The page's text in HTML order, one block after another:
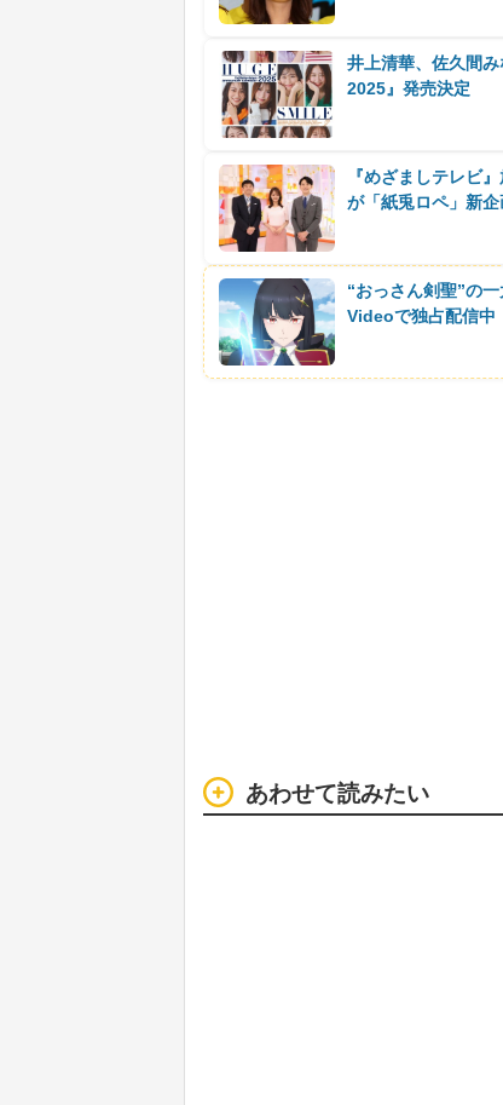
井上清華、佐久間
2025』発売決定
『めざましテレビ
が「紙兎ロペ」新
“おっさん剣聖”の
Videoで独占配信中
あわせて読みたい